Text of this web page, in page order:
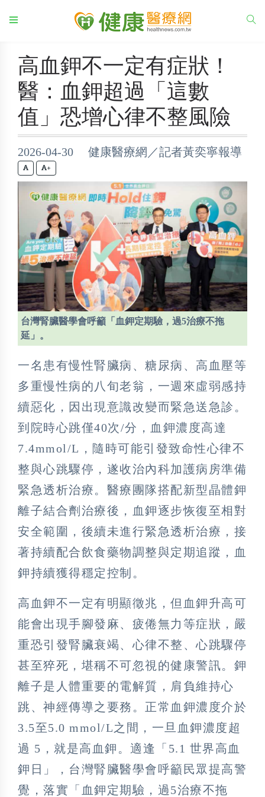
高血鉀不一定有症狀！
醫：血鉀超過「這數
值」恐增心律不整風險
2026-04-30 健康醫療網／記者黃奕寧報導
+
台灣腎臟醫學會呼籲「血鉀定期驗，過5治療不拖
延」。
一名患有慢性腎臟病、糖尿病、高血壓等
多重慢性病的八旬老翁，一週來虛弱感持
續惡化，因出現意識改變而緊急送急診。
到院時心跳僅40次/分，血鉀濃度高達
7.4mmol/L，隨時可能引發致命性心律不
整與心跳驟停，遂收治內科加護病房準備
緊急透析治療。醫療團隊搭配新型晶體鉀
離子結合劑治療後，血鉀逐步恢復至相對
安全範圍，後續未進行緊急透析治療，接
著持續配合飲食藥物調整與定期追蹤，血
鉀持續獲得穩定控制。
高血鉀不一定有明顯徵兆，但血鉀升高可
能會出現手腳發麻、疲倦無力等症狀，嚴
重恐引發腎臟衰竭、心律不整、心跳驟停
甚至猝死，堪稱不可忽視的健康警訊。鉀
離子是人體重要的電解質，肩負維持心
跳、神經傳導之要務。正常血鉀濃度介於
3.5至5.0 mmol/L之間，一旦血鉀濃度超
過 5，就是高血鉀。適逢「5.1 世界高血
鉀日」，台灣腎臟醫學會呼籲民眾提高警
覺，落實「血鉀定期驗，過5治療不拖